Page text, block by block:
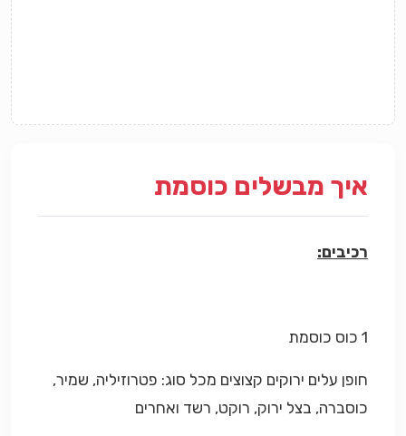
איך מבשלים כוסמת
רכיבים:
1 כוס כוסמת
חופן עלים ירוקים קצוצים מכל סוג: פטרוזיליה, שמיר,
כוסברה, בצל ירוק, רוקט, רשד ואחרים